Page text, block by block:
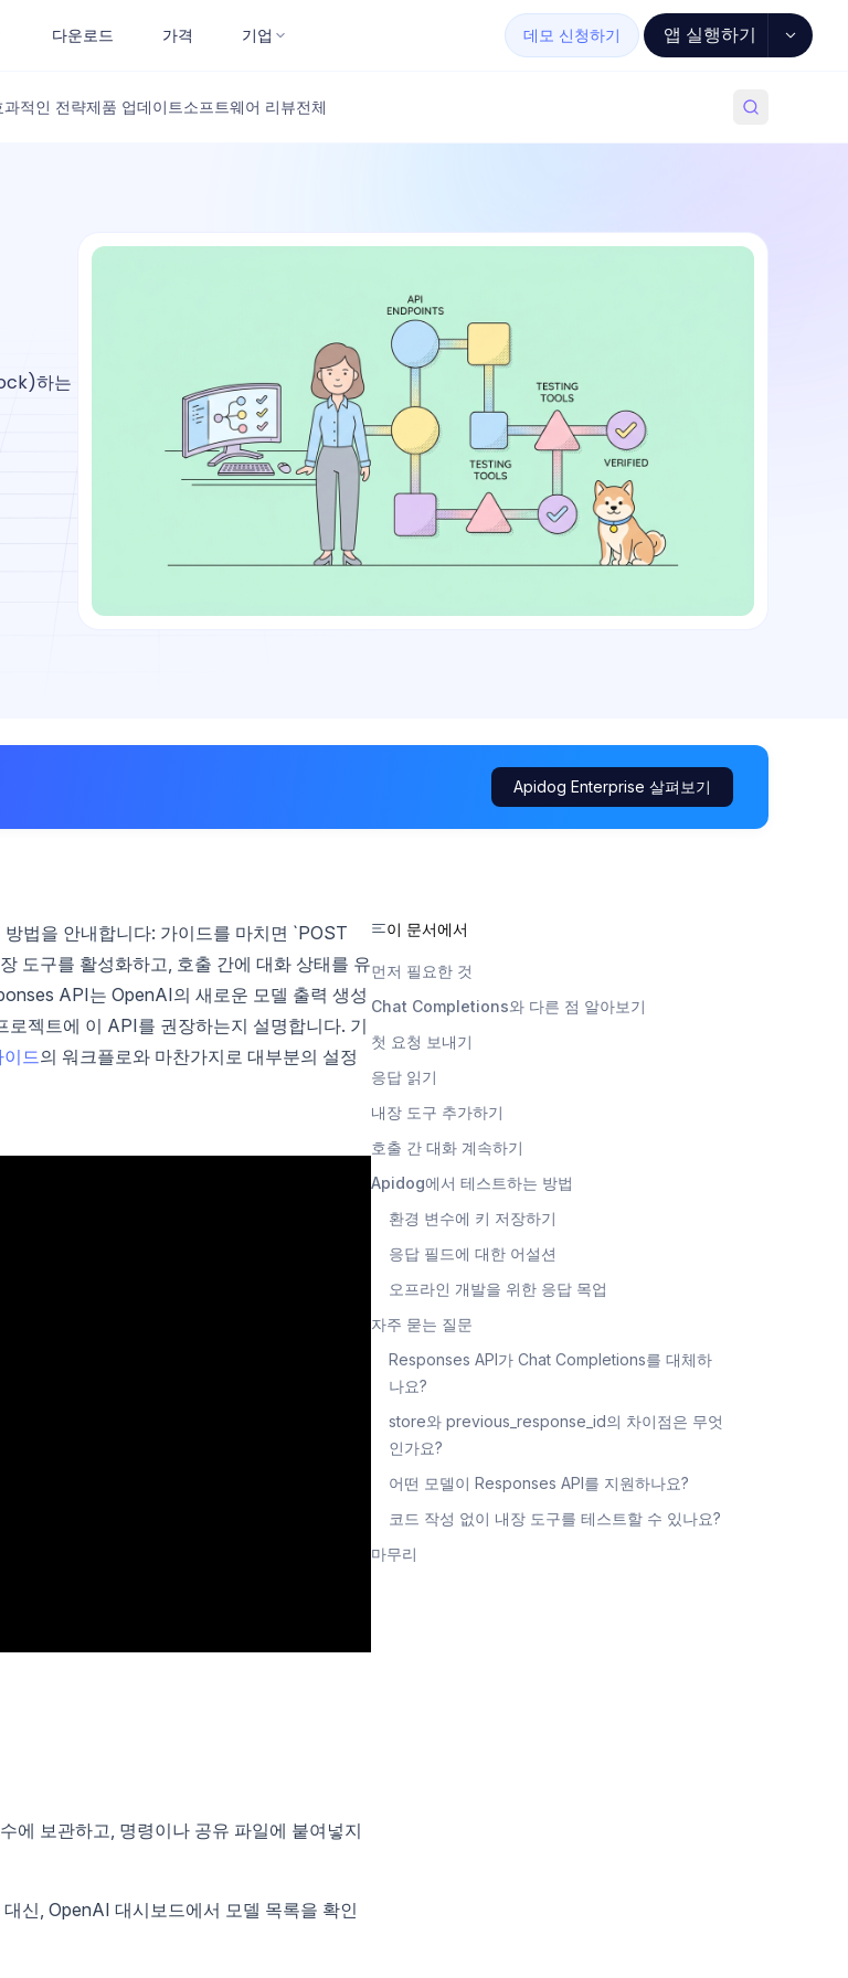
다운로드 가격 기업 데모 신청하기 앱 실행하기
과적인 전략제품 업데이트소프트웨어 리뷰전체
하는
Apidog Enterprise 살펴보기
법을 안내합니다: 가이드를 마치면 `POST
도구를 활성화하고, 호출 간에 대화 상태를 유
API는 OpenAI의 새로운 모델 출력 생성
로젝트에 이 API를 권장하는지 설명합니다. 기
드의 워크플로와 마찬가지로 대부분의 설정
에 보관하고, 명령이나 공유 파일에 붙여넣지
신, OpenAI 대시보드에서 모델 목록을 확인
이 문서에서
먼저 필요한 것
Chat Completions와 다른 점 알아보기
첫 요청 보내기
응답 읽기
내장 도구 추가하기
호출 간 대화 계속하기
Apidog에서 테스트하는 방법
환경 변수에 키 저장하기
응답 필드에 대한 어설션
오프라인 개발을 위한 응답 목업
자주 묻는 질문
Responses API가 Chat Completions를 대체하
나요?
store와 previous_response_id의 차이점은 무엇
인가요?
어떤 모델이 Responses API를 지원하나요?
코드 작성 없이 내장 도구를 테스트할 수 있나요?
마무리